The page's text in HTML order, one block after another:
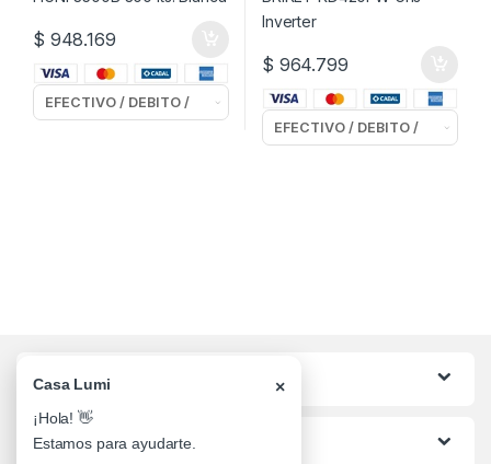
$ 948.169
$ 964.799
Categorias
Lo mas buscado
Casa Lumi ×
¡Hola! 👋
Estamos para ayudarte.